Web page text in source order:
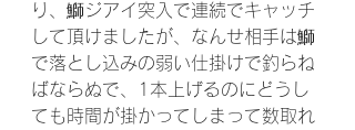
り、鰤ジアイ突入で連続でキャッチ
して頂けましたが、なんせ相手は鰤
で落とし込みの弱い仕掛けで釣らね
ばならぬで、1本上げるのにどうし
ても時間が掛かってしまって数取れ